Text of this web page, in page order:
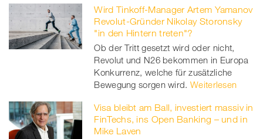
Wird Tinkoff-Manager Artem Yamanov
Revolut-Gründer Nikolay Storonsky
"in den Hintern treten"?
Ob der Tritt gesetzt wird oder nicht,
Revolut und N26 bekommen in Europa
Konkurrenz, welche für zusätzliche
Bewegung sorgen wird. Weiterlesen
Visa bleibt am Ball, investiert massiv in
FinTechs, ins Open Banking – und in
Mike Laven